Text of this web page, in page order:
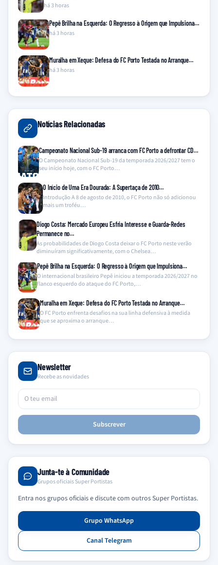
há 3 horas
Pepê Brilha na Esquerda: O Regresso à Origem que Impulsiona…
há 3 horas
Muralha em Xeque: Defesa do FC Porto Testada no Arranque…
há 3 horas
Notícias Relacionadas
Campeonato Nacional Sub-19 arranca com FC Porto a defrontar CD…
O Campeonato Nacional Sub-19 da temporada 2026/2027 tem o
seu início hoje, com o FC Porto…
O Início de Uma Era Dourada: A Supertaça de 2010…
Introdução A 8 de agosto de 2010, o FC Porto não só adicionou
mais um troféu…
Diogo Costa: Mercado Europeu Esfria Interesse e Guarda-Redes
Permanece no…
As probabilidades de Diogo Costa deixar o FC Porto neste verão
diminuíram significativamente, com o Chelsea…
Pepê Brilha na Esquerda: O Regresso à Origem que Impulsiona…
O internacional brasileiro Pepê iniciou a temporada 2026/2027 no
flanco esquerdo do ataque do FC Porto,…
Muralha em Xeque: Defesa do FC Porto Testada no Arranque…
O FC Porto enfrenta desafios na sua linha defensiva à medida
que se aproxima o arranque…
Newsletter
Recebe as novidades
Subscrever
Junta-te à Comunidade
Grupos oficiais Super Portistas
Entra nos grupos oficiais e discute com outros Super Portistas.
Grupo WhatsApp
Canal Telegram